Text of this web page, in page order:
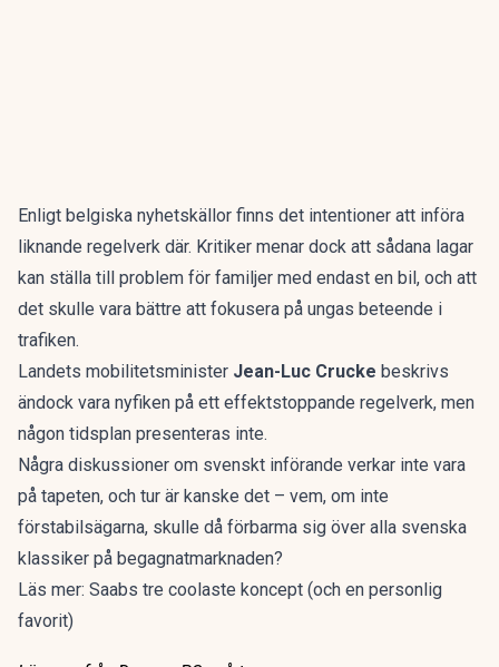
Enligt belgiska nyhetskällor finns det intentioner att införa
liknande regelverk där. Kritiker menar dock att sådana lagar
kan ställa till problem för familjer med endast en bil, och att
det skulle vara bättre att fokusera på ungas beteende i
trafiken.
Landets mobilitetsminister Jean-Luc Crucke beskrivs
ändock vara nyfiken på ett effektstoppande regelverk, men
någon tidsplan presenteras inte.
Några diskussioner om svenskt införande verkar inte vara
på tapeten, och tur är kanske det – vem, om inte
förstabilsägarna, skulle då förbarma sig över alla svenska
klassiker på begagnatmarknaden?
Läs mer: Saabs tre coolaste koncept (och en personlig
favorit)